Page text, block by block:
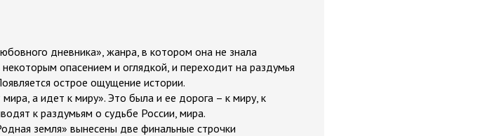
дневника», жанра, в котором она не знала
опасением и оглядкой, и переходит на раздумья
острое ощущение истории.
а идет к миру». Это была и ее дорога – к миру, к
к раздумьям о судьбе России, мира.
земля» вынесены две финальные строчки